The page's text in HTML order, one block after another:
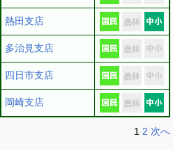
熱田支店
多治見支店
四日市支店
岡崎支店
1 2 次へ